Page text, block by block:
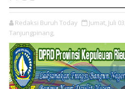
Redaksi Buruh Today Jumat, Juli
Tanjungpinang,